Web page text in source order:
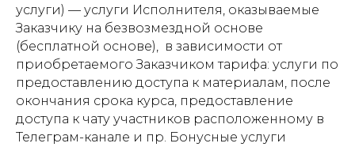
услуги) — услуги Исполнителя, оказываемые
Заказчику на безвозмездной основе
(бесплатной основе), в зависимости от
приобретаемого Заказчиком тарифа: услуги по
предоставлению доступа к материалам, после
окончания срока курса, предоставление
доступа к чату участников расположенному в
Телеграм-канале и пр. Бонусные услуги